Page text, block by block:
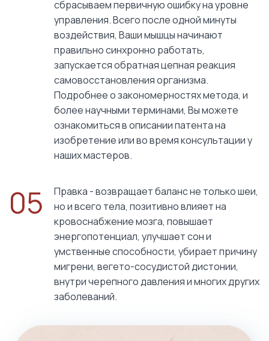
сбрасываем первичную ошибку на уровне
управления. Всего после одной минуты
воздействия, Ваши мышцы начинают
правильно синхронно работать,
запускается обратная цепная реакция
самовосстановления организма.
Подробнее о закономерностях метода, и
более научными терминами, Вы можете
ознакомиться в описании патента на
изобретение или во время консультации у
наших мастеров.
05
Правка - возвращает баланс не только шеи,
но и всего тела, позитивно влияет на
кровоснабжение мозга, повышает
энергопотенциал, улучшает сон и
умственные способности, убирает причину
мигрени, вегето-сосудистой дистонии,
внутри черепного давления и многих других
заболеваний.